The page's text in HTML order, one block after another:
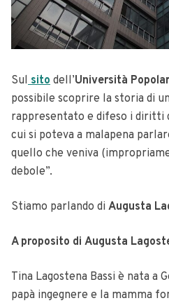
Sul sito dell’Università
possibile scoprire la storia di
rappresentato e difeso i diritti
cui si poteva a malapena
quello che veniva
debole”.
Stiamo parlando di Augusta
A proposito di Augusta
Tina Lagostena Bassi è nata a
papà ingegnere e la mamma